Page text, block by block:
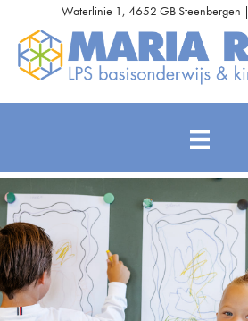
Waterlinie 1, 4652 GB Steenbergen |